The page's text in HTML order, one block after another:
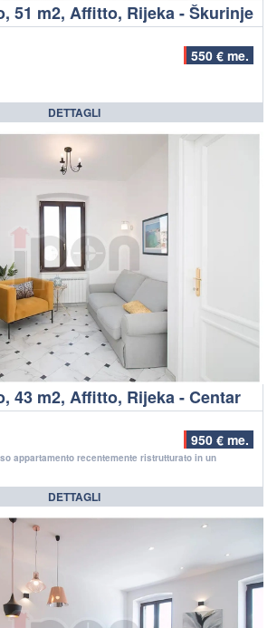
51 m2, Affitto, Rijeka - Škurinje
550 € me.
DETTAGLI
43 m2, Affitto, Rijeka - Centar
950 € me.
appartamento recentemente ristrutturato in un
DETTAGLI